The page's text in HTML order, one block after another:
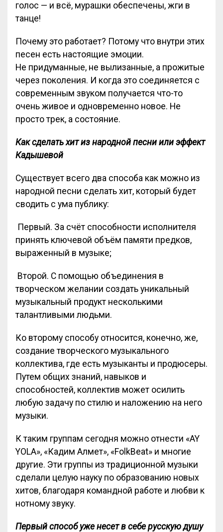
голос — и всё, мурашки обеспечены, жги в
танце!
Почему это работает? Потому что внутри этих
песен есть настоящие эмоции.
Не придуманные, не вылизанные, а прожитые
через поколения. И когда это соединяется с
современным звуком получается что-то
очень живое и одновременно новое. Не
просто трек, а состояние.
Как сделать хит из народной песни или эффект
Кадышевой
Существует всего два способа как можно из
народной песни сделать хит, который будет
сводить с ума публику:
Первый. За счёт способности исполнителя
принять ключевой объём памяти предков,
выраженный в музыке;
Второй. С помощью объединения в
творческом желании создать уникальный
музыкальный продукт несколькими
талантливыми людьми.
Ко второму способу относится, конечно, же,
создание творческого музыкального
коллектива, где есть музыканты и продюсеры.
Путем общих знаний, навыков и
способностей, коллектив может осилить
любую задачу по стилю и наложению на него
музыки.
К таким группам сегодня можно отнести «AY
YOLA», «Кадим Алмет», «FolkBeat» и многие
другие. Эти группы из традиционной музыки
сделали целую науку по образованию новых
хитов, благодаря командной работе и любви к
нотному звуку.
Первый способ уже несет в себе русскую душу